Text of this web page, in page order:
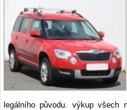
legálního původu. výkup všech